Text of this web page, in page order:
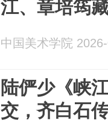
江、章培筠
中国美术学院
陆俨少《峡
交，齐白石